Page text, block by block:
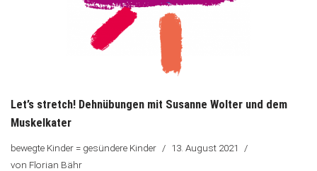
Let’s stretch! Dehnübungen mit Susanne Wolter und dem
Muskelkater
bewegte Kinder = gesündere Kinder
13. August 2021
von Florian Bähr